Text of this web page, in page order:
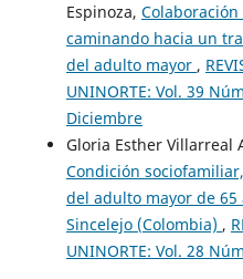
Espinoza,
caminando hacia un
del adulto mayor ,
UNINORTE: Vol. 39
Diciembre
Gloria Esther Villarreal
Condición
del adulto mayor de 65
Sincelejo (Colombia) ,
UNINORTE: Vol. 28